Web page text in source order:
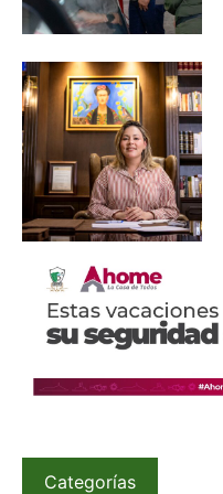
Categorías